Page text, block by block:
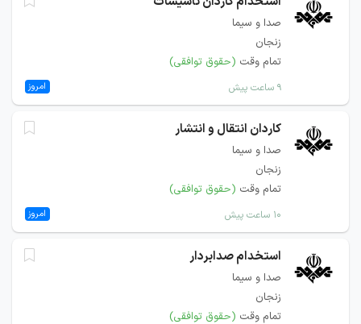
صدا و سیما
زنجان
تمام وقت (حقوق توافقی)
۹ ساعت پیش امروز
کاردان انتقال و انتشار
صدا و سیما
زنجان
تمام وقت (حقوق توافقی)
۱۰ ساعت پیش امروز
استخدام صدابردار
صدا و سیما
زنجان
تمام وقت (حقوق توافقی)